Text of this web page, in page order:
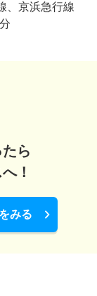
、京浜急行線
ら
！
みる